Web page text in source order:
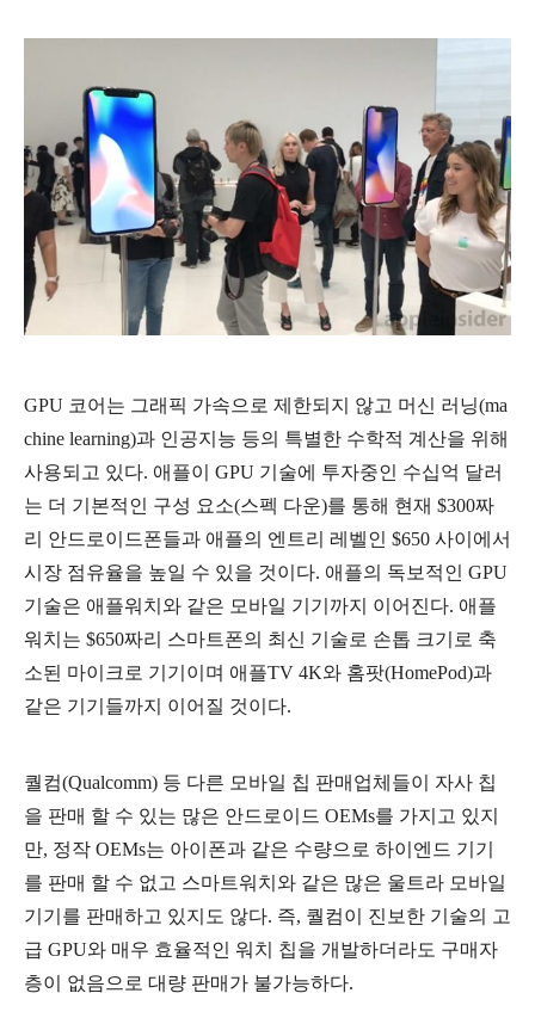
GPU 코어는 그래픽 가속으로 제한되지 않고 머신 러닝(ma
chine learning)과 인공지능 등의 특별한 수학적 계산을 위해
사용되고 있다. 애플이 GPU 기술에 투자중인 수십억 달러
는 더 기본적인 구성 요소(스펙 다운)를 통해 현재 $300짜
리 안드로이드폰들과 애플의 엔트리 레벨인 $650 사이에서
시장 점유율을 높일 수 있을 것이다. 애플의 독보적인 GPU
기술은 애플워치와 같은 모바일 기기까지 이어진다. 애플
워치는 $650짜리 스마트폰의 최신 기술로 손톱 크기로 축
소된 마이크로 기기이며 애플TV 4K와 홈팟(HomePod)과
같은 기기들까지 이어질 것이다.
퀄컴(Qualcomm) 등 다른 모바일 칩 판매업체들이 자사 칩
을 판매 할 수 있는 많은 안드로이드 OEMs를 가지고 있지
만, 정작 OEMs는 아이폰과 같은 수량으로 하이엔드 기기
를 판매 할 수 없고 스마트워치와 같은 많은 울트라 모바일
기기를 판매하고 있지도 않다. 즉, 퀄컴이 진보한 기술의 고
급 GPU와 매우 효율적인 워치 칩을 개발하더라도 구매자
층이 없음으로 대량 판매가 불가능하다.